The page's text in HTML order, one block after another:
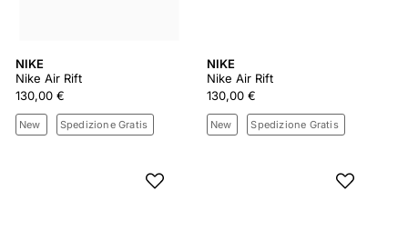
NIKE
Nike Air Rift
130,00 €
New Spedizione Gratis
NIKE
Nike Air Rift
130,00 €
New Spedizione Gratis